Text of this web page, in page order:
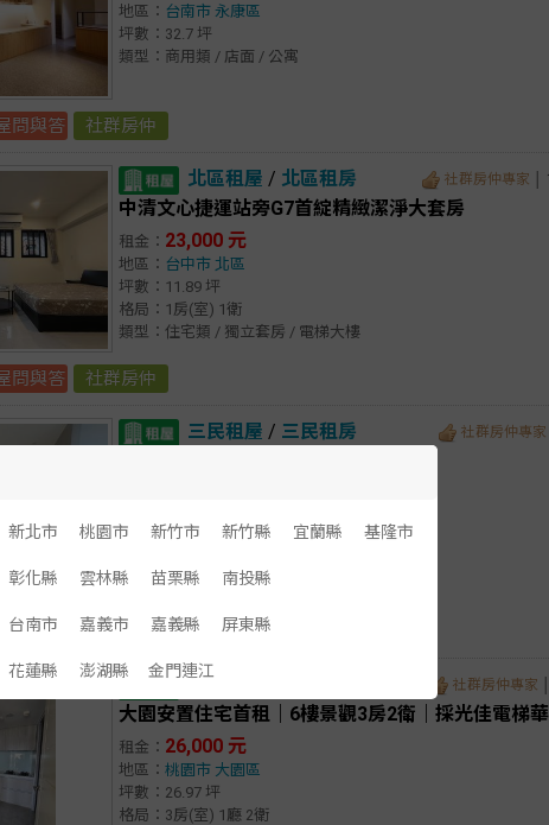
新北市 桃園市 新竹市 新竹縣 宜蘭縣 基隆市
彰化縣 雲林縣 苗栗縣 南投縣
台南市 嘉義市 嘉義縣 屏東縣
花蓮縣 澎湖縣 金門連江
地區： 台南市 永康區
坪數：32.7 坪
類型：商用類 / 店面 / 公寓
問與答 社群房仲
北區租屋 / 北區租房 社群房仲專家 │
中清文心捷運站旁G7首綻精緻潔淨大套房
租金： 23,000 元
地區： 台中市 北區
坪數：11.89 坪
格局：1房(室) 1衛
類型：住宅類 / 獨立套房 / 電梯大樓
問與答 社群房仲
三民租屋 / 三民租房 社群房仲專家
坪數：13.15 坪
類型：住宅類 / 整層住家 / 電梯大樓
問與答 社群房仲
大園租屋 社群房仲專家
大園安置住宅首租｜6樓景觀3房2衛｜採光佳電梯
租金： 26,000 元
地區： 桃園市 大園區
坪數：26.97 坪
格局：3房(室) 1廳 2衛